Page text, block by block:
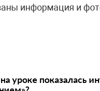
информация и
уроке показалась